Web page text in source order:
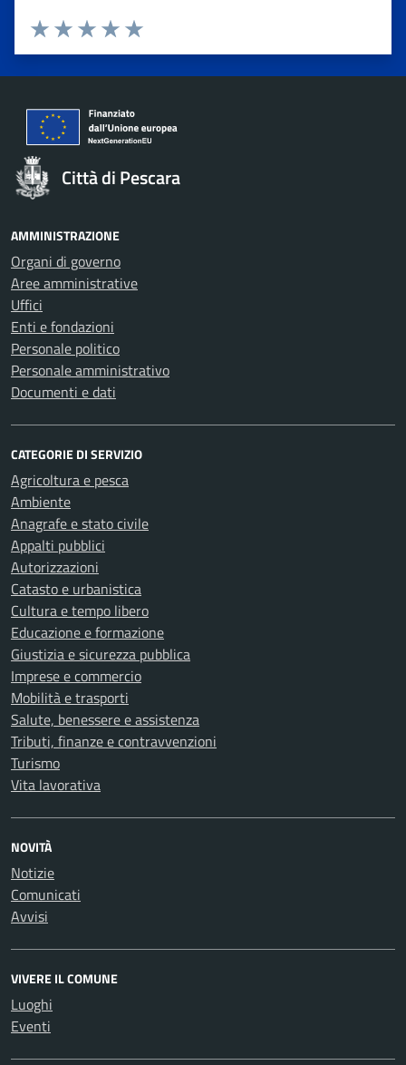
Valuta 5 stelle su 5
Valuta 4 stelle su 5
Valuta 3 stelle su 5
Valuta 2 stelle su 5
Valuta 1 stelle su 5
Città di Pescara
AMMINISTRAZIONE
Organi di governo
Aree amministrative
Uffici
Enti e fondazioni
Personale politico
Personale amministrativo
Documenti e dati
CATEGORIE DI SERVIZIO
Agricoltura e pesca
Ambiente
Anagrafe e stato civile
Appalti pubblici
Autorizzazioni
Catasto e urbanistica
Cultura e tempo libero
Educazione e formazione
Giustizia e sicurezza pubblica
Imprese e commercio
Mobilità e trasporti
Salute, benessere e assistenza
Tributi, finanze e contravvenzioni
Turismo
Vita lavorativa
NOVITÀ
Notizie
Comunicati
Avvisi
VIVERE IL COMUNE
Luoghi
Eventi